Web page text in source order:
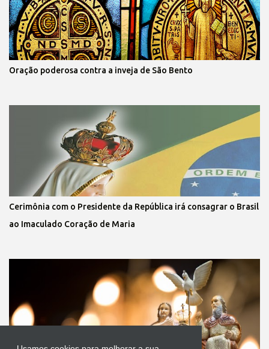
Oração poderosa contra a inveja de São Bento
Cerimônia com o Presidente da República irá consagrar o Brasil
ao Imaculado Coração de Maria